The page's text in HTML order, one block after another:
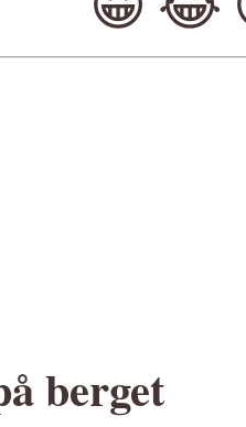
berget